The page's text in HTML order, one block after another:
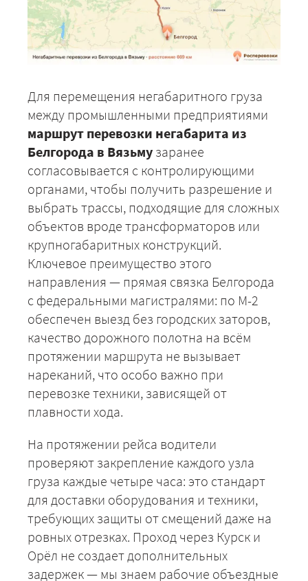
Для перемещения негабаритного груза
между промышленными предприятиями
маршрут перевозки негабарита из
Белгорода в Вязьму заранее
согласовывается с контролирующими
органами, чтобы получить разрешение и
выбрать трассы, подходящие для сложных
объектов вроде трансформаторов или
крупногабаритных конструкций.
Ключевое преимущество этого
направления — прямая связка Белгорода
с федеральными магистралями: по М-2
обеспечен выезд без городских заторов,
качество дорожного полотна на всём
протяжении маршрута не вызывает
нареканий, что особо важно при
перевозке техники, зависящей от
плавности хода.
На протяжении рейса водители
проверяют закрепление каждого узла
груза каждые четыре часа: это стандарт
для доставки оборудования и техники,
требующих защиты от смещений даже на
ровных отрезках. Проход через Курск и
Орёл не создает дополнительных
задержек — мы знаем рабочие объездные
+7 (499) 520-05-23